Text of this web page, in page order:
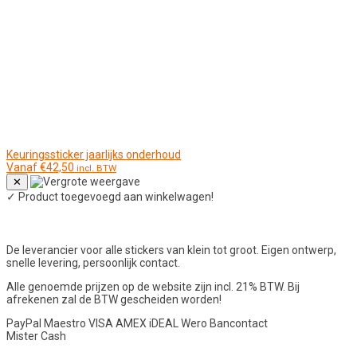
Keuringssticker jaarlijks onderhoud
Vanaf€42,50 incl. BTW
✕
✓ Product toegevoegd aan winkelwagen!
De leverancier voor alle stickers van klein tot groot. Eigen ontwerp,
snelle levering, persoonlijk contact.
Alle genoemde prijzen op de website zijn incl. 21% BTW. Bij
afrekenen zal de BTW gescheiden worden!
PayPal Maestro VISA AMEX iDEAL Wero Bancontact
Mister Cash